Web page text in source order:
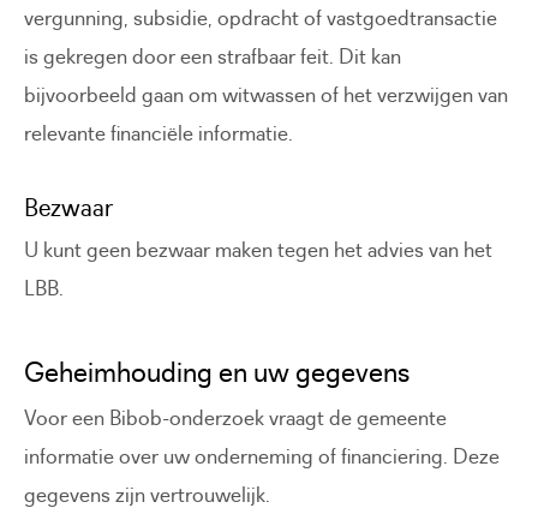
vergunning, subsidie, opdracht of vastgoedtransactie
is gekregen door een strafbaar feit. Dit kan
bijvoorbeeld gaan om witwassen of het verzwijgen van
relevante financiële informatie.
Bezwaar
U kunt geen bezwaar maken tegen het advies van het
LBB.
Geheimhouding en uw gegevens
Voor een Bibob-onderzoek vraagt de gemeente
informatie over uw onderneming of financiering. Deze
gegevens zijn vertrouwelijk.